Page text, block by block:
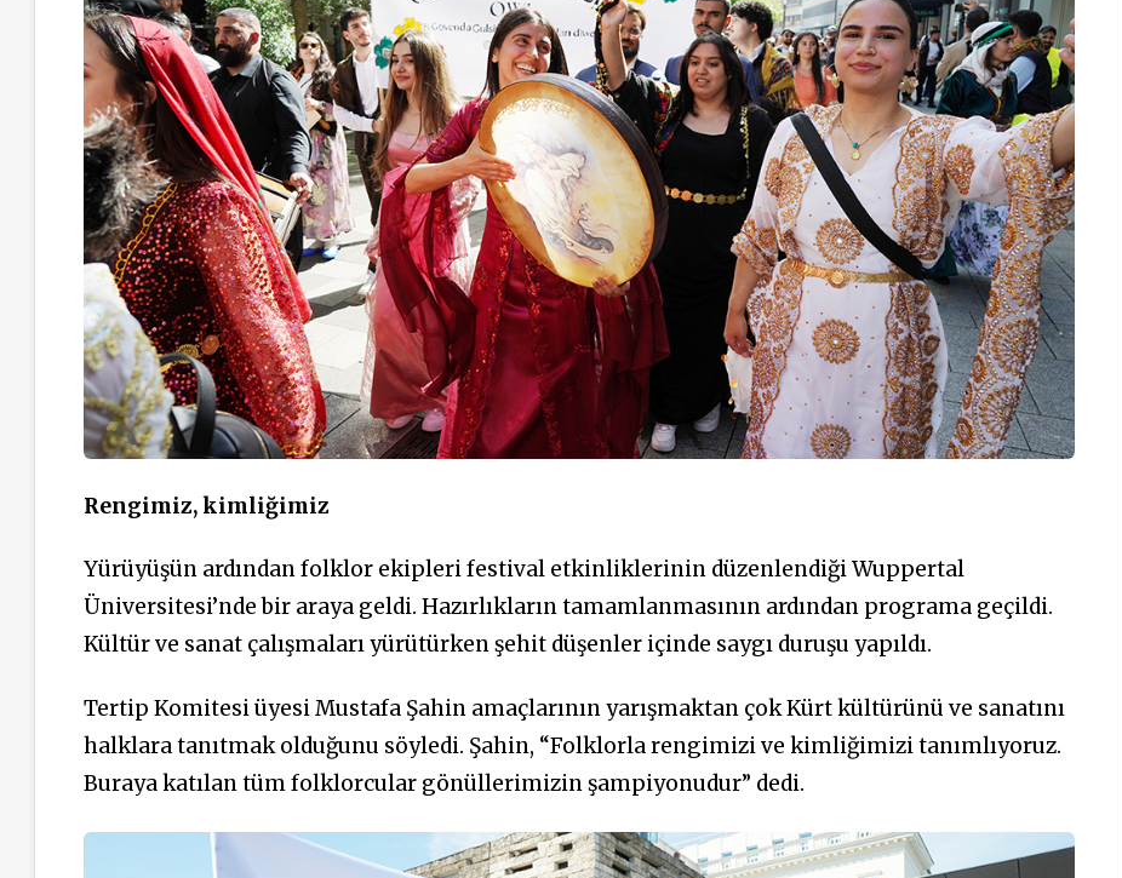
Rengimiz, kimliğimiz
Yürüyüşün ardından folklor ekipleri festival etkinliklerinin düzenlendiği Wuppertal
Üniversitesi’nde bir araya geldi. Hazırlıkların tamamlanmasının ardından programa geçildi.
Kültür ve sanat çalışmaları yürütürken şehit düşenler içinde saygı duruşu yapıldı.
Tertip Komitesi üyesi Mustafa Şahin amaçlarının yarışmaktan çok Kürt kültürünü ve sanatını
halklara tanıtmak olduğunu söyledi. Şahin, “Folklorla rengimizi ve kimliğimizi tanımlıyoruz.
Buraya katılan tüm folklorcular gönüllerimizin şampiyonudur” dedi.